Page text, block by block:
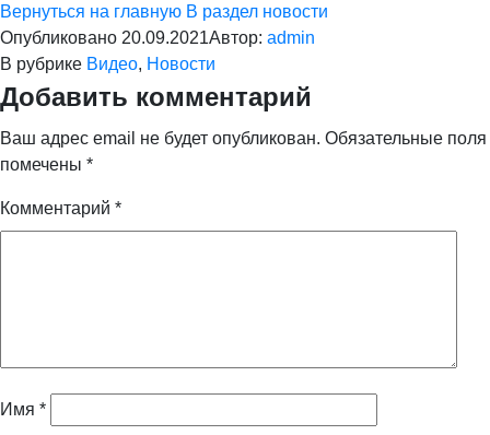
Вернуться на главную В раздел новости
Опубликовано 20.09.2021Автор: admin
В рубрике Видео, Новости
Добавить комментарий
Ваш адрес email не будет опубликован. Обязательные поля
помечены *
Комментарий *
Имя *